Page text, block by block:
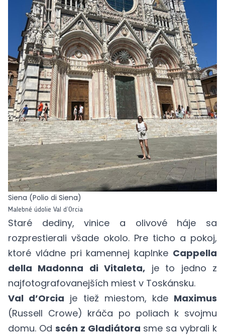
Siena (Polio di Siena)
Malebné údolie Val d’Orcia
Staré dediny, vinice a olivové háje sa
rozprestierali všade okolo. Pre ticho a pokoj,
ktoré vládne pri kamennej kaplnke Cappella
della Madonna di Vitaleta, je to jedno z
najfotografovanejších miest v Toskánsku.
Val d’Orcia je tiež miestom, kde Maximus
(Russell Crowe) kráča po poliach k svojmu
domu. Od scén z Gladiátora sme sa vybrali k